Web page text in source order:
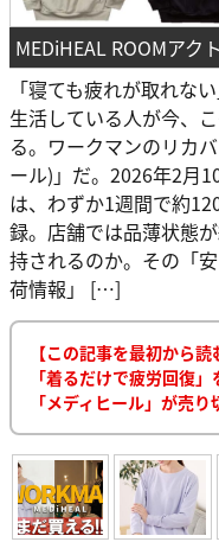
MEDiHEAL ROOMアク
「寝ても疲れが取れな
生活している人が今、
る。ワークマンのリカ
ール)」だ。2026年2月
は、わずか1週間で約
録。店舗では品薄状態
持されるのか。その「
荷情報」 […]
【この記事を最初から読
「着るだけで疲労回復
「メディヒール」が売